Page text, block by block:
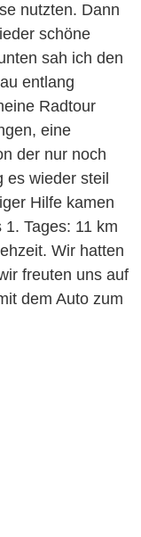
nutzten. Dann
schöne
sah ich den
entlang
Radtour
eine
der nur noch
wieder steil
Hilfe kamen
Tages: 11 km
Wir hatten
freuten uns auf
dem Auto zum